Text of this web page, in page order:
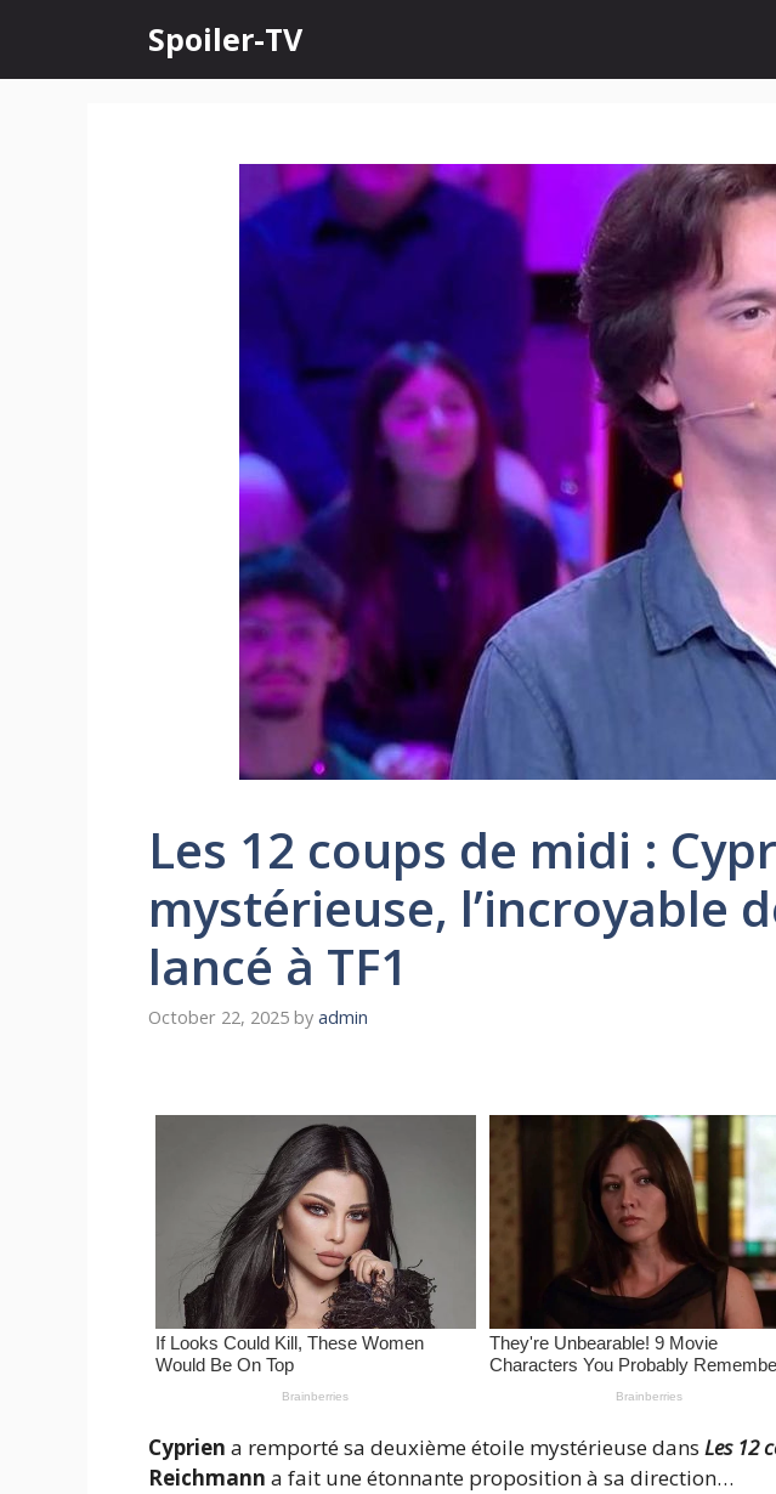
content
Spoiler-TV
Les 12 coups de midi :
mystérieuse, l’incroyable
lancé à TF1
October 22, 2025 by admin
Cyprien a remporté sa deuxième étoile mystérieuse dans Les 12
Reichmann a fait une étonnante proposition à sa direction…